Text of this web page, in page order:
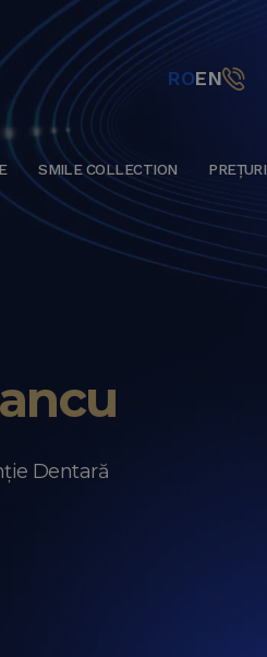
ROEN
SMILE COLLECTION PREȚURI
Dentară